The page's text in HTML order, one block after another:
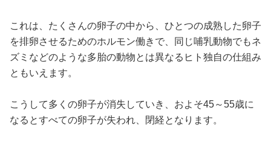
これは、たくさんの卵子の中から、ひとつの成熟した卵子
を排卵させるためのホルモン働きで、同じ哺乳動物でもネ
ズミなどのような多胎の動物とは異なるヒト独自の仕組み
ともいえます。
こうして多くの卵子が消失していき、およそ45～55歳に
なるとすべての卵子が失われ、閉経となります。